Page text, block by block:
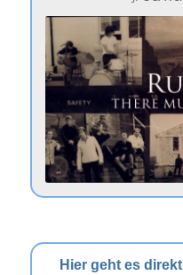
Hier geht es